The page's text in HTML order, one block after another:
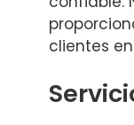
clientes